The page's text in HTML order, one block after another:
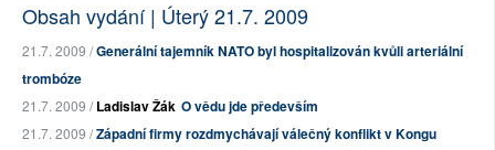
Obsah vydání | Úterý 21.7. 2009
21.7. 2009 /Generální tajemník NATO byl hospitalizován kvůli arteriální
trombóze
21.7. 2009 /Ladislav Žák O vědu jde především
21.7. 2009 /Západní firmy rozdmychávají válečný konflikt v Kongu